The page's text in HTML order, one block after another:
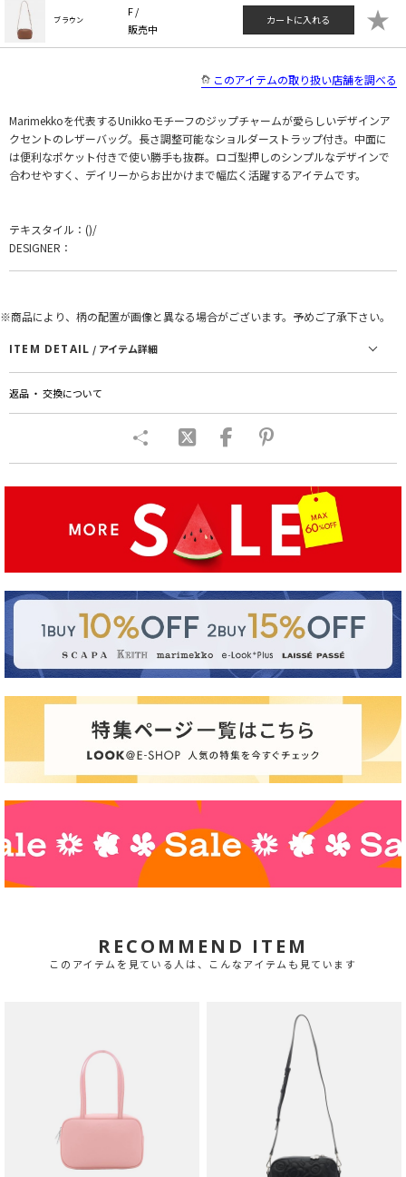
ブラウン
F /
販売中
カートに入れる ★
このアイテムの取り扱い店舗を調べる
Marimekkoを代表するUnikkoモチーフのジップチャームが愛らしいデザインア
クセントのレザーバッグ。長さ調整可能なショルダーストラップ付き。中面に
は便利なポケット付きで使い勝手も抜群。ロゴ型押しのシンプルなデザインで
合わせやすく、デイリーからお出かけまで幅広く活躍するアイテムです。
テキスタイル：()/
DESIGNER：
※商品により、柄の配置が画像と異なる場合がございます。予めご了承下さい。
ITEM DETAIL / アイテム詳細
返品 ・ 交換について
RECOMMEND ITEM
このアイテムを見ている人は、こんなアイテムも見ています